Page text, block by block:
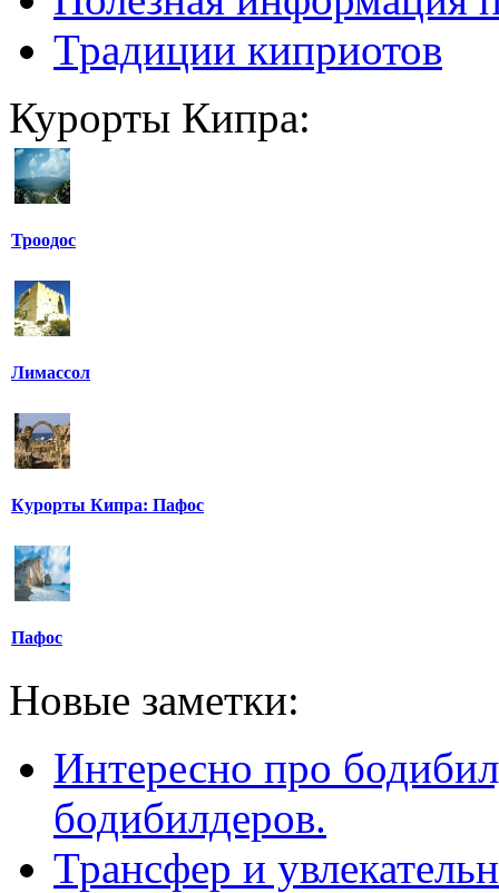
Традиции киприотов
Курорты Кипра:
Троодос
Лимассол
Курорты Кипра: Пафос
Пафос
Новые заметки:
Интересно про
бодибилдеров.
Трансфер и